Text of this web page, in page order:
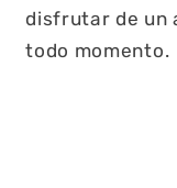
disfrutar de un
todo momento.